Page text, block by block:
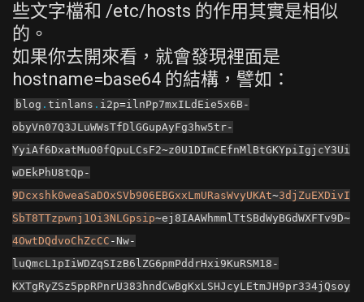
些文字檔和 /etc/hosts 的作用其實是相似
的。
如果你去開來看，就會發現裡面是
hostname=base64 的結構，譬如：
blog . tinlans . i2p=ilnPp7mxILdEie5x6B-
obyVn07Q3JLuWWsTfDlGGupAyFg3hw5tr-
YyiAf6DxatMuO0fQpuLCsF2~z0U1DImCEfnMlBtGKYpiIgjcY3Ui
wDEkPhU8tQp -
9Dcxshk0weaSaDOxSVb906EBGxxLmURasWvyUKAt~3djZuEXDivI
SbT8TTzpwnj1Oi3NLGpsip~ej8IAAWhmmlTtSBdWyBGdWXFTv9D~
4OwtDQdvoChZcCC - Nw-
luQmcL1pIiWDZqSIzB6lZG6pmPddrHxi9KuRSM18 -
KXTgRyZSz5ppRPnrU383hndCwBgKxLSHJcyLEtmJH9pr334jQsoy